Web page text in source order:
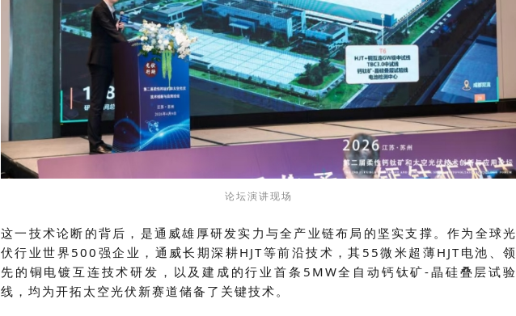
论坛演讲现场
这一技术论断的背后，是通威雄厚研发实力与全产业链布局的坚实支撑。作为全球光
伏行业世界 500 强企业，通威长期深耕HJT等前沿技术，其55微米超薄HJT电池、领
先的铜电镀互连技术研发，以及建成的行业首条5MW全自动钙钛矿-晶硅叠层试验
线，均为开拓太空光伏新赛道储备了关键技术。